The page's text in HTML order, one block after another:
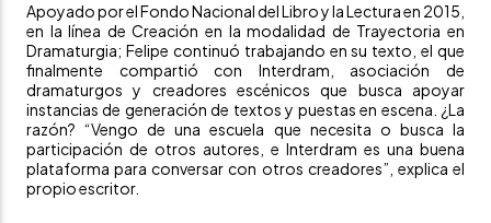
Apoyado por elFondo Nacional del Libro y la Lecturaen 2015,
en la línea de Creación en la modalidad de Trayectoria en
Dramaturgia; Felipe continuó trabajando en su texto, el que
finalmente compartió con Interdram , asociación de
dramaturgos y creadores escénicos que busca apoyar
instancias de generación de textos y puestas en escena. ¿La
razón? “Vengo de una escuela que necesita o busca la
participación de otros autores, e Interdram es una buena
plataforma para conversar con otros creadores”, explica el
propio escritor.